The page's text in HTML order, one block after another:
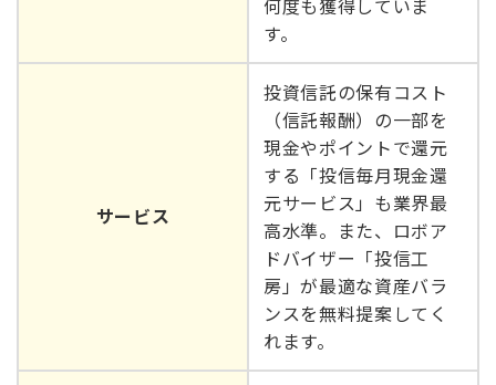
何度も獲得していま
す。
サービス
投資信託の保有コスト
（信託報酬）の一部を
現金やポイントで還元
する「投信毎月現金還
元サービス」も業界最
高水準。また、ロボア
ドバイザー「投信工
房」が最適な資産バラ
ンスを無料提案してく
れます。